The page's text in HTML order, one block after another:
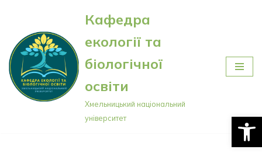
Перейти
до
вмісту
Кафедра
екології та
біологічної
освіти
Хмельницький національний
університет